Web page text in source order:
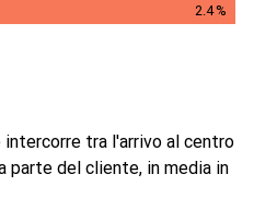
2.4%
tra l'arrivo al centro
parte del cliente, in media in